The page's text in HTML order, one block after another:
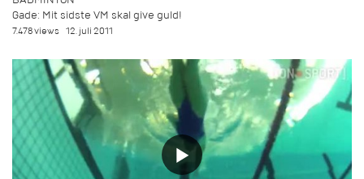
Gade: Mit sidste VM skal give guld!
7.478 views 12. juli 2011